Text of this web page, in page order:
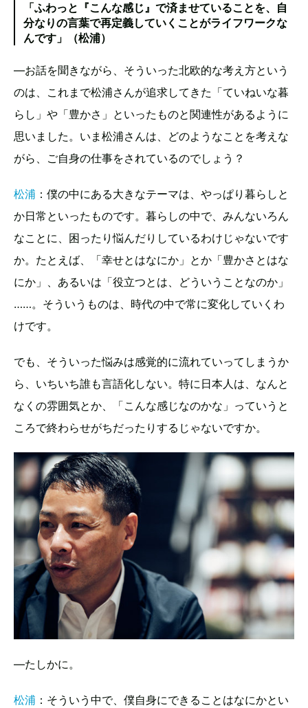
「ふわっと『こんな感じ』で済ませていることを、自
分なりの言葉で再定義していくことがライフワークな
んです」（松浦）
—お話を聞きながら、そういった北欧的な考え方という
のは、これまで松浦さんが追求してきた「ていねいな暮
らし」や「豊かさ」といったものと関連性があるように
思いました。いま松浦さんは、どのようなことを考えな
がら、ご自身の仕事をされているのでしょう？
松浦 ：僕の中にある大きなテーマは、やっぱり暮らしと
か日常といったものです。暮らしの中で、みんないろん
なことに、困ったり悩んだりしているわけじゃないです
か。たとえば、「幸せとはなにか」とか「豊かさとはな
にか」、あるいは「役立つとは、どういうことなのか」
……。そういうものは、時代の中で常に変化していくわ
けです。
でも、そういった悩みは感覚的に流れていってしまうか
ら、いちいち誰も言語化しない。特に日本人は、なんと
なくの雰囲気とか、「こんな感じなのかな」っていうと
ころで終わらせがちだったりするじゃないですか。
—たしかに。
松浦 ：そういう中で、僕自身にできることはなにかとい